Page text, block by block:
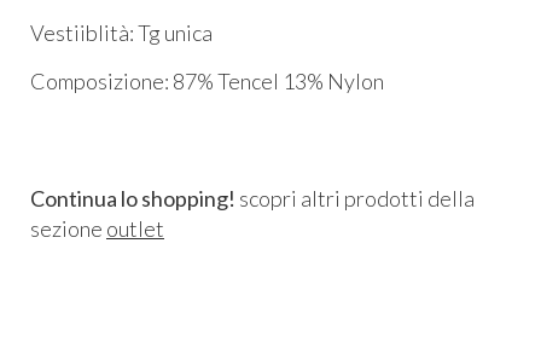
Vestiiblità: Tg unica
Composizione: 87% Tencel 13% Nylon
Continua lo shopping! scopri altri prodotti della
sezione outlet